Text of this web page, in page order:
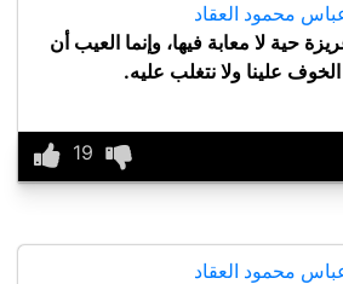
محمود العقاد
حية لا معابة فيها، وإنما العيب أن
علينا ولا نتغلب عليه.
محمود العقاد